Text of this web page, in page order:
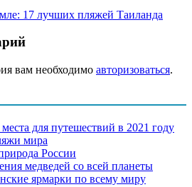
17 лучших пляжей Таиланда
вам необходимо авторизоваться.
для путешествий в 2021 году
мира
России
медведей со всей планеты
ярмарки по всему миру